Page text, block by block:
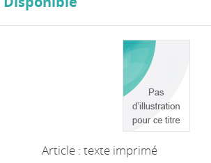
Article : texte imprimé